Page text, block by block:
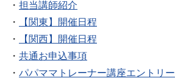
・ 担当講師紹介
・
【関東】開催日程
・
【関西】開催日程
・ 共通お申込事項
・ パパママトレーナー講座エントリー